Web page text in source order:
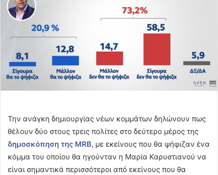
Την ανάγκη δημιουργίας νέων κομμάτων δηλώνουν πως
θέλουν δύο στους τρεις πολίτες στο δεύτερο μέρος της
δημοσκόπηση της MRB, με εκείνους που θα ψήφιζαν ένα
κόμμα του οποίου θα ηγούνταν η Μαρία Καρυστιανού να
είναι σημαντικά περισσότεροι από εκείνους που θα